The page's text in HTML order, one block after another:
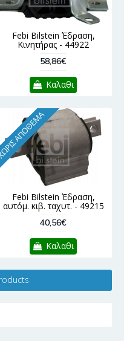
Febi Bilstein Έδραση,
Κινητήρας - 44922
58,86€
Καλαθι
ΑΠΌΘΕΜΑ
Febi Bilstein Έδραση,
αυτόμ. κιβ. ταχυτ. - 49215
40,56€
Καλαθι